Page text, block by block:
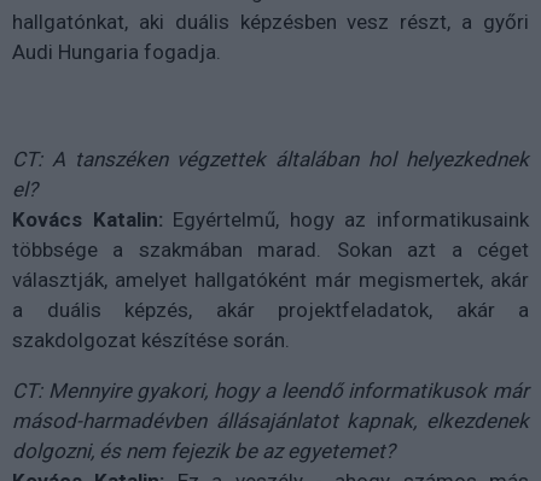
hallgatónkat, aki duális képzésben vesz részt, a győri
Audi Hungaria fogadja.
CT: A tanszéken végzettek általában hol helyezkednek
el?
Kovács Katalin: Egyértelmű, hogy az informatikusaink
többsége a szakmában marad. Sokan azt a céget
választják, amelyet hallgatóként már megismertek, akár
a duális képzés, akár projektfeladatok, akár a
szakdolgozat készítése során.
CT: Mennyire gyakori, hogy a leendő informatikusok már
másod-harmadévben állásajánlatot kapnak, elkezdenek
dolgozni, és nem fejezik be az egyetemet?